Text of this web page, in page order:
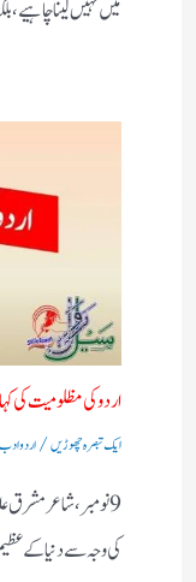
میں نہیں لینا
اردو کی مظلومیت کی
ایک تبصرہ چھوڑیں/اردو ادب
9 نومبر، شاعرمشرق
کی وجہ سے دنیا کے